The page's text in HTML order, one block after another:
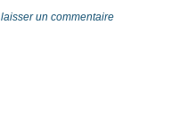
laisser un commentaire